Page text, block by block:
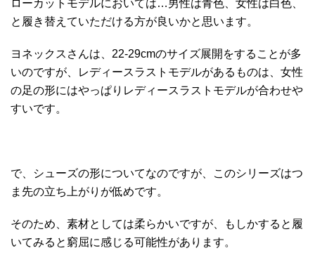
ローカットモデルにおいては…男性は青色、女性は白色、
と履き替えていただける方が良いかと思います。
ヨネックスさんは、22-29cmのサイズ展開をすることが多
いのですが、レディースラストモデルがあるものは、女性
の足の形にはやっぱりレディースラストモデルが合わせや
すいです。
で、シューズの形についてなのですが、このシリーズはつ
ま先の立ち上がりが低めです。
そのため、素材としては柔らかいですが、もしかすると履
いてみると窮屈に感じる可能性があります。